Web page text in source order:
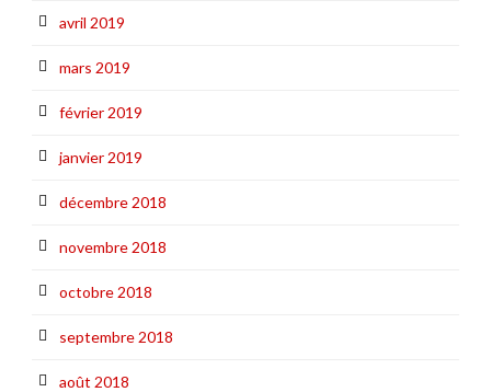
avril 2019
mars 2019
février 2019
janvier 2019
décembre 2018
novembre 2018
octobre 2018
septembre 2018
août 2018